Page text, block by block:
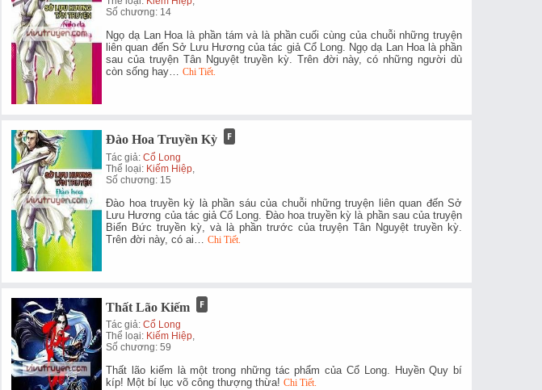
Số chương: 14
Ngọ dạ Lan Hoa là phần tám và là phần cuối cùng của chuỗi những truyện
liên quan đến Sở Lưu Hương của tác giả Cổ Long. Ngọ dạ Lan Hoa là phần
sau của truyện Tân Nguyệt truyền kỳ. Trên đời này, có những người dù
còn sống hay…Chi Tiết.
Đào Hoa Truyền Kỳ
Tác giả:Cổ Long
Thể loại: Kiếm Hiệp,
Số chương: 15
Đào hoa truyền kỳ là phần sáu của chuỗi những truyện liên quan đến Sở
Lưu Hương của tác giả Cổ Long. Đào hoa truyền kỳ là phần sau của truyện
Biển Bức truyền kỳ, và là phần trước của truyện Tân Nguyệt truyền kỳ.
Trên đời này, có ai…Chi Tiết.
Thất Lão Kiếm
Tác giả:Cổ Long
Thể loại: Kiếm Hiệp,
Số chương: 59
Thất lão kiếm là một trong những tác phẩm của Cổ Long. Huyền Quy bí
kíp! Một bí lục võ công thượng thừa!Chi Tiết.